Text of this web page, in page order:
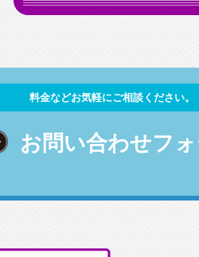
料金などお気軽にご相談ください。
お問い合わせフ